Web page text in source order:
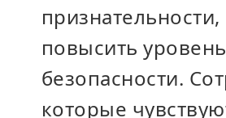
повысить уровень
безопасности.
которые